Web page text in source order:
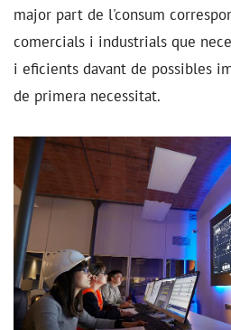
major part de l'consum
comercials i industrials que
i eficients davant de possibles
de primera necessitat.